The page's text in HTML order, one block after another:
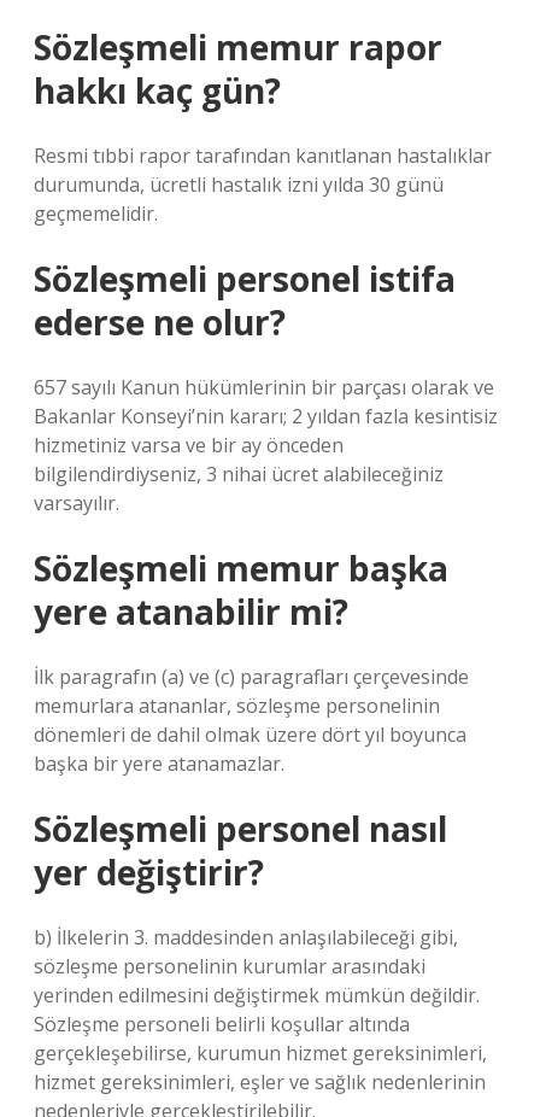
Sözleşmeli memur rapor
hakkı kaç gün?
Resmi tıbbi rapor tarafından kanıtlanan hastalıklar
durumunda, ücretli hastalık izni yılda 30 günü
geçmemelidir.
Sözleşmeli personel istifa
ederse ne olur?
657 sayılı Kanun hükümlerinin bir parçası olarak ve
Bakanlar Konseyi’nin kararı; 2 yıldan fazla kesintisiz
hizmetiniz varsa ve bir ay önceden
bilgilendirdiyseniz, 3 nihai ücret alabileceğiniz
varsayılır.
Sözleşmeli memur başka
yere atanabilir mi?
İlk paragrafın (a) ve (c) paragrafları çerçevesinde
memurlara atananlar, sözleşme personelinin
dönemleri de dahil olmak üzere dört yıl boyunca
başka bir yere atanamazlar.
Sözleşmeli personel nasıl
yer değiştirir?
b) İlkelerin 3. maddesinden anlaşılabileceği gibi,
sözleşme personelinin kurumlar arasındaki
yerinden edilmesini değiştirmek mümkün değildir.
Sözleşme personeli belirli koşullar altında
gerçekleşebilirse, kurumun hizmet gereksinimleri,
hizmet gereksinimleri, eşler ve sağlık nedenlerinin
nedenleriyle gerçekleştirilebilir.